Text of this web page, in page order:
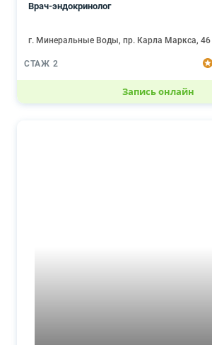
Врач-эндокринолог
г. Минеральные Воды, пр. Карла Маркса, 46
СТАЖ 2
Запись онлайн